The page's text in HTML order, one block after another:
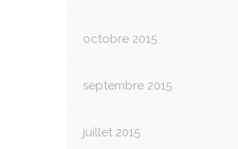
octobre 2015
septembre 2015
juillet 2015